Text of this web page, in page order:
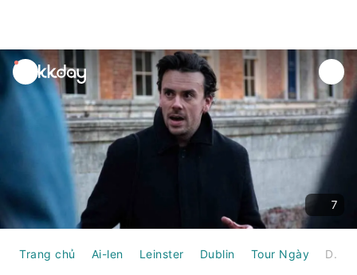
unread
notifications
7
Trang chủ Ai-len Leinster Dublin Tour Ngày Dublin: Tour đi bộ khám phá những địa điểm ma ám ở Dublin | Ireland